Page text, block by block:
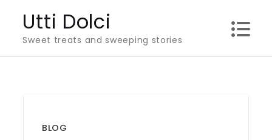
content
Utti Dolci
Sweet treats and sweeping stories
BLOG